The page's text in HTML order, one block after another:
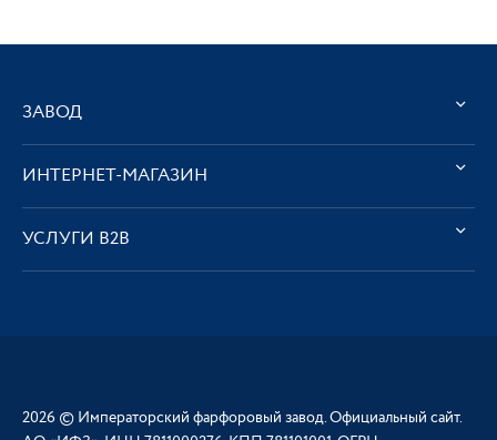
ЗАВОД
ИНТЕРНЕТ-МАГАЗИН
УСЛУГИ В2В
2026 © Императорский фарфоровый завод. Официальный сайт.